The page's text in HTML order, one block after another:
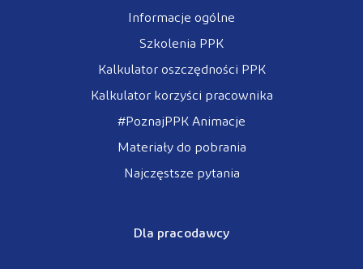
Informacje ogólne
Szkolenia PPK
Kalkulator oszczędności PPK
Kalkulator korzyści pracownika
#PoznajPPK Animacje
Materiały do pobrania
Najczęstsze pytania
Dla pracodawcy